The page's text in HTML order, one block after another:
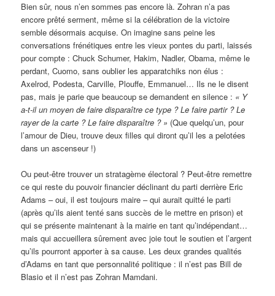
Bien sûr, nous n’en sommes pas encore là. Zohran n’a pas
encore prêté serment, même si la célébration de la victoire
semble désormais acquise. On imagine sans peine les
conversations frénétiques entre les vieux pontes du parti, laissés
pour compte : Chuck Schumer, Hakim, Nadler, Obama, même le
perdant, Cuomo, sans oublier les apparatchiks non élus :
Axelrod, Podesta, Carville, Plouffe, Emmanuel… Ils ne le disent
pas, mais je parie que beaucoup se demandent en silence : « Y
a-t-il un moyen de faire disparaître ce type ? Le faire partir ? Le
rayer de la carte ? Le faire disparaître ? » (Que quelqu’un, pour
l’amour de Dieu, trouve deux filles qui diront qu’il les a pelotées
dans un ascenseur !)
Ou peut-être trouver un stratagème électoral ? Peut-être remettre
ce qui reste du pouvoir financier déclinant du parti derrière Eric
Adams – oui, il est toujours maire – qui aurait quitté le parti
(après qu’ils aient tenté sans succès de le mettre en prison) et
qui se présente maintenant à la mairie en tant qu’indépendant…
mais qui accueillera sûrement avec joie tout le soutien et l’argent
qu’ils pourront apporter à sa cause. Les deux grandes qualités
d’Adams en tant que personnalité politique : il n’est pas Bill de
Blasio et il n’est pas Zohran Mamdani.